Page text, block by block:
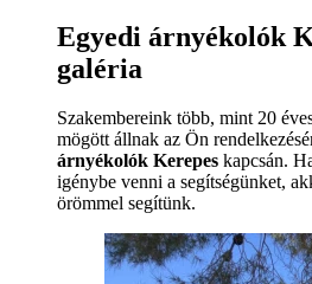
Egyedi árnyékolók
galéria
Szakembereink több, mint 20
mögött állnak az Ön
árnyékolók Kerepes kapcsán.
igénybe venni a segítségünket,
örömmel segítünk.